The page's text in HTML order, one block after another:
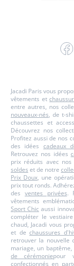
Jacadi Paris vous
vêtements et
entre autres, nos
nouveaux-nés, de t-
chaussettes et
Découvrez nos
Profitez aussi de nos
des idées cadeaux
Retrouvez nos idées
prix réduits avec
soldes et de notre
Prix Doux, une
prix tout ronds.
des ventes privées.
vêtements
Sport Chic aussi
compléter le
chaud, Jacadi vous
et dechaussures
retrouver la nouvelle
mariage, un
de cérémoniepour
confectionnés en